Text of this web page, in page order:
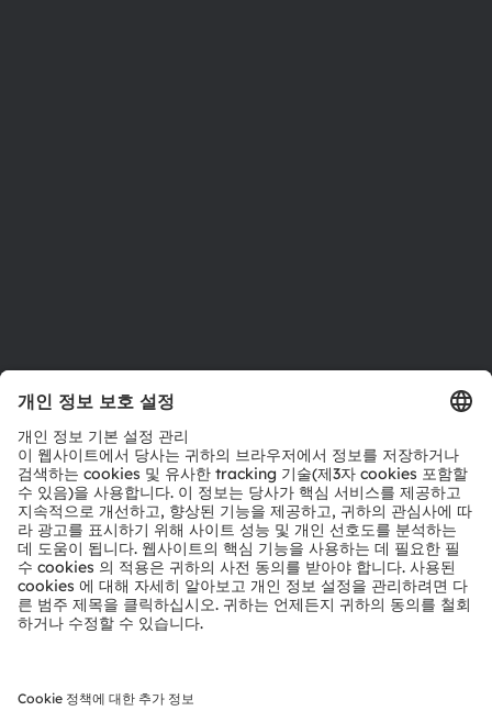
문의
파트너 네트워크
내부 고발
© 2026 ams-OSRAM AG. All rights reserved.
개인 정보 정책이용 약관거래 조건